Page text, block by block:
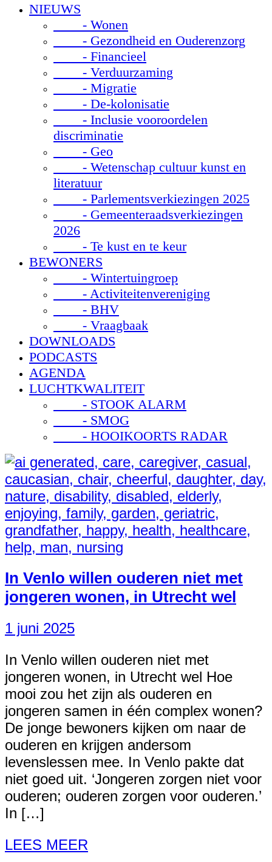
NIEUWS
- Wonen
- Gezondheid en Ouderenzorg
- Financieel
- Verduurzaming
- Migratie
- De-kolonisatie
- Inclusie vooroordelen
discriminatie
- Geo
- Wetenschap cultuur kunst en
literatuur
- Parlementsverkiezingen 2025
- Gemeenteraadsverkiezingen
2026
- Te kust en te keur
BEWONERS
- Wintertuingroep
- Activiteitenvereniging
- BHV
- Vraagbaak
DOWNLOADS
PODCASTS
AGENDA
LUCHTKWALITEIT
- STOOK ALARM
- SMOG
- HOOIKOORTS RADAR
In Venlo willen ouderen niet met
jongeren wonen, in Utrecht wel
1 juni 2025
In Venlo willen ouderen niet met
jongeren wonen, in Utrecht wel Hoe
mooi zou het zijn als ouderen en
jongeren samen in één complex wonen?
De jonge bewoners kijken om naar de
ouderen en krijgen andersom
levenslessen mee. In Venlo pakte dat
niet goed uit. ‘Jongeren zorgen niet voor
ouderen; ouderen zorgen voor ouderen.’
In […]
LEES MEER